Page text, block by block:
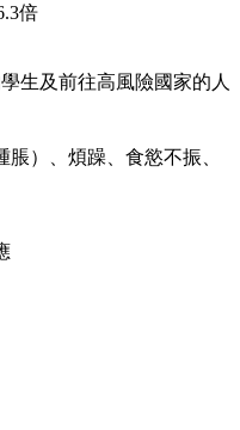
倍
生及前往高風險國家的人
）、煩躁、食慾不振、